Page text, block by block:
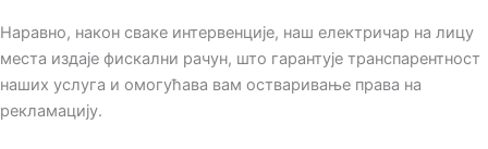
Наравно, након сваке интервенције, наш електричар на лицу
места издаје фискални рачун, што гарантује транспарентност
наших услуга и омогућава вам остваривање права на
рекламацију.